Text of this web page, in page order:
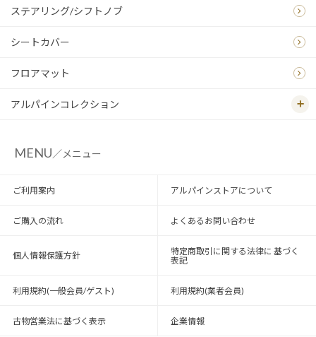
ステアリング/シフトノブ
シートカバー
フロアマット
アルパインコレクション
MENU／メニュー
ご利用案内 アルパインストアについて
ご購入の流れ よくあるお問い合わせ
個人情報保護方針
特定商取引に関する法律に 基づく
表記
利用規約(一般会員/ゲスト) 利用規約(業者会員)
古物営業法に基づく表示 企業情報